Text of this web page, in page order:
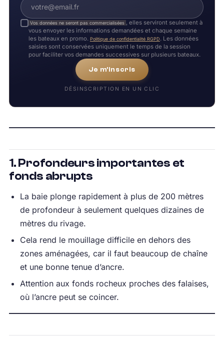
Vos données ne seront pas commercialisées , elles serviront seulement à
vous envoyer les informations demandées et chaque semaine
les bateaux en promo. Politique de confidentialité RGPD. Les données
saisies sont conservées uniquement le temps de la session
pour faciliter vos demandes successives sur plusieurs bateaux.
Je m'inscris
DÉSINSCRIPTION EN UN CLIC
1. Profondeurs importantes et
fonds abrupts
La baie plonge rapidement à plus de 200 mètres
de profondeur à seulement quelques dizaines de
mètres du rivage.
Cela rend le mouillage difficile en dehors des
zones aménagées, car il faut beaucoup de chaîne
et une bonne tenue d’ancre.
Attention aux fonds rocheux proches des falaises,
où l’ancre peut se coincer.